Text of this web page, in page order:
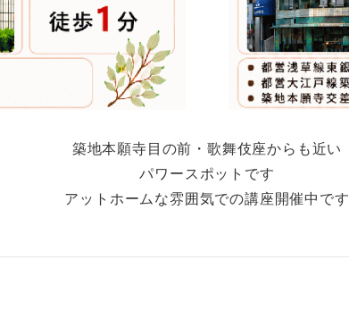
築地本願寺目の前・歌舞伎座からも近い
パワースポットです
アットホームな雰囲気での講座開催中です